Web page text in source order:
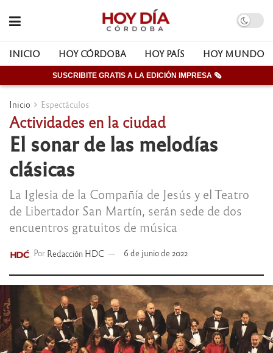
INICIO HOY CÓRDOBA HOY PAÍS HOY MUNDO
SUSCRIBITE GRATIS A LA EDICIÓN IMPRESA 🗞
Inicio Espectáculos
Actividades en la ciudad
El sonar de las melodías
clásicas
La Iglesia de la Compañía de Jesús y el Teatro
de Libertador San Martín, serán sede de dos
encuentros gratuitos de música
Por Redacción HDC 6 de junio de 2022